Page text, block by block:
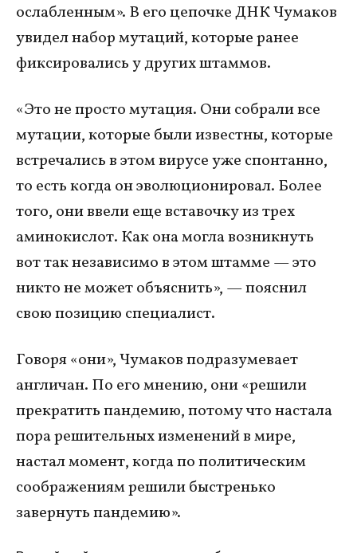
ослабленным». В его цепочке ДНК Чумаков
увидел набор мутаций, которые ранее
фиксировались у других штаммов.
«Это не просто мутация. Они собрали все
мутации, которые были известны, которые
встречались в этом вирусе уже спонтанно,
то есть когда он эволюционировал. Более
того, они ввели еще вставочку из трех
аминокислот. Как она могла возникнуть
вот так независимо в этом штамме — это
никто не может объяснить», — пояснил
свою позицию специалист.
Говоря «они», Чумаков подразумевает
англичан. По его мнению, они «решили
прекратить пандемию, потому что настала
пора решительных изменений в мире,
настал момент, когда по политическим
соображениям решили быстренько
завернуть пандемию».